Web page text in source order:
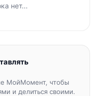
нет...
МойМомент, чтобы
и делиться своими.